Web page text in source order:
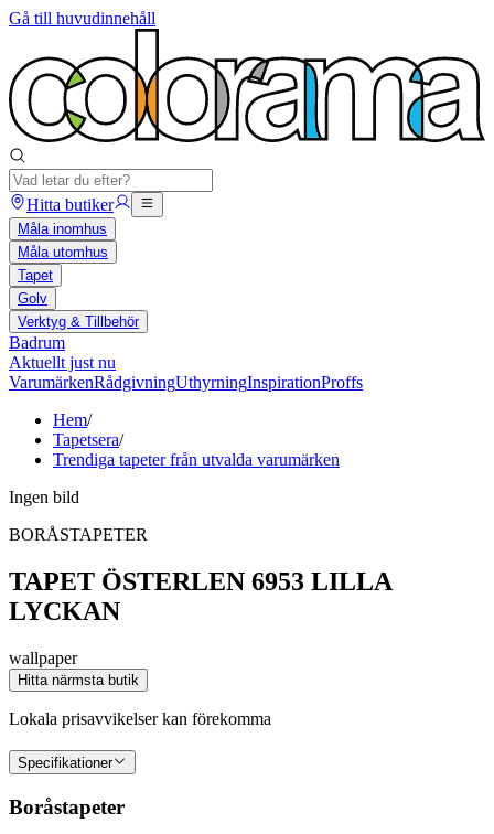
Gå till huvudinnehåll
Hitta butiker
Måla inomhus
Måla utomhus
Tapet
Golv
Verktyg & Tillbehör
Badrum
Aktuellt just nu
VarumärkenRådgivningUthyrningInspirationProffs
Hem/
Tapetsera/
Trendiga tapeter från utvalda varumärken
Ingen bild
BORÅSTAPETER
TAPET ÖSTERLEN 6953 LILLA
LYCKAN
wallpaper
Hitta närmsta butik
Lokala prisavvikelser kan förekomma
Specifikationer
Boråstapeter